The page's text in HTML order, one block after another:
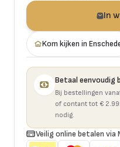
In
Kom kijken in
Betaal eenvoudig
Bij bestellingen
of contant tot €
nodig.
Veilig online betalen via